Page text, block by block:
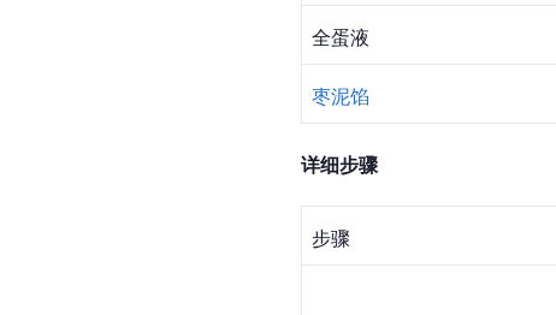
全蛋液
枣泥馅
详细步骤
步骤